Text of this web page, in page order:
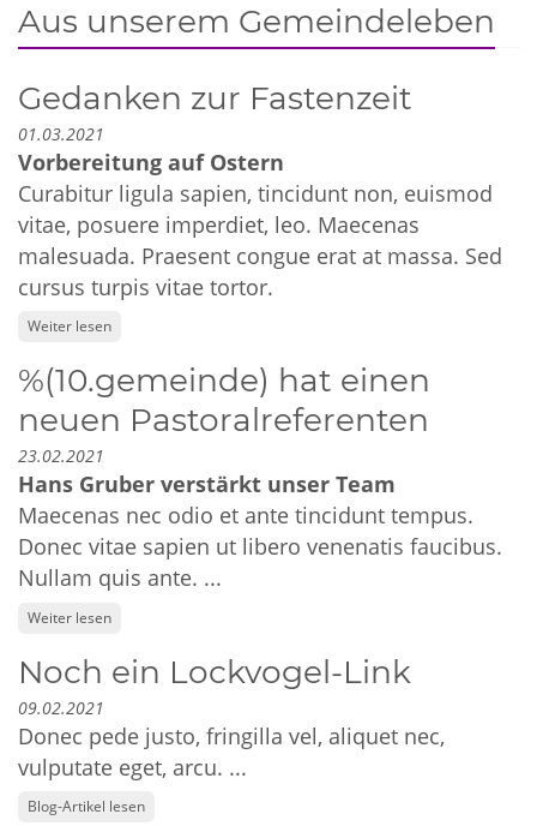
Aus unserem Gemeindeleben
Gedanken zur Fastenzeit
01.03.2021
Vorbereitung auf Ostern
Curabitur ligula sapien, tincidunt non, euismod
vitae, posuere imperdiet, leo. Maecenas
malesuada. Praesent congue erat at massa. Sed
cursus turpis vitae tortor.
Weiter lesen
%(10.gemeinde) hat einen
neuen Pastoralreferenten
23.02.2021
Hans Gruber verstärkt unser Team
Maecenas nec odio et ante tincidunt tempus.
Donec vitae sapien ut libero venenatis faucibus.
Nullam quis ante. ...
Weiter lesen
Noch ein Lockvogel-Link
09.02.2021
Donec pede justo, fringilla vel, aliquet nec,
vulputate eget, arcu. ...
Blog-Artikel lesen